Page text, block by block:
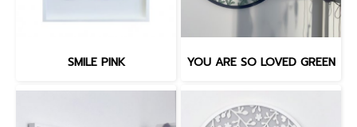
SMILE PINK YOU ARE SO LOVED GREEN